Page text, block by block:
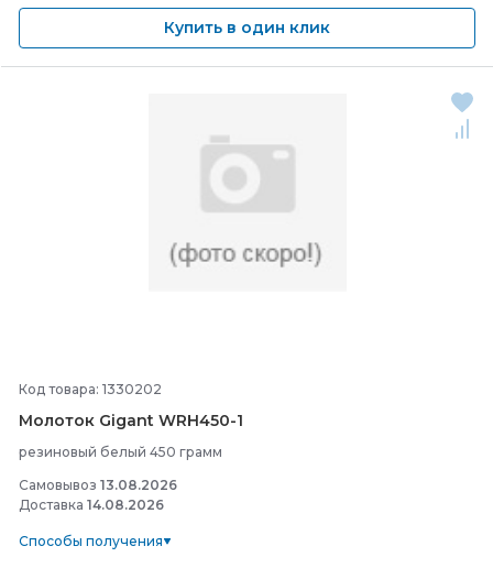
Купить в один клик
Код товара: 1330202
Молоток Gigant WRH450-1
резиновый белый 450 грамм
Самовывоз 13.08.2026
Доставка 14.08.2026
Способы получения